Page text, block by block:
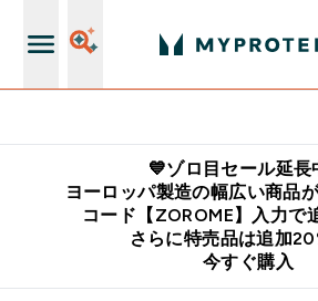
💙ゾロ目セール延長
ヨーロッパ製造の幅広い商品
コード【ZOROME】入力で
さらに特売品は追加
今すぐ購入